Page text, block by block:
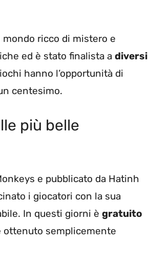
ricco di mistero e
ed è stato finalista a diversi
hanno l’opportunità di
centesimo.
più belle
e pubblicato da Hatinh
i giocatori con la sua
In questi giorni è gratuito
ottenuto semplicemente